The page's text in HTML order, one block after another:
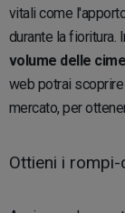
vitali come
durante la fioritura.
volume delle
web potrai
mercato, per
Ottieni i